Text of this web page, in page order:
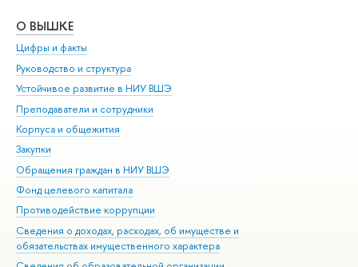
О ВЫШКЕ
Цифры и факты
Руководство и структура
Устойчивое развитие в НИУ ВШЭ
Преподаватели и сотрудники
Корпуса и общежития
Закупки
Обращения граждан в НИУ ВШЭ
Фонд целевого капитала
Противодействие коррупции
Сведения о доходах, расходах, об имуществе и
обязательствах имущественного характера